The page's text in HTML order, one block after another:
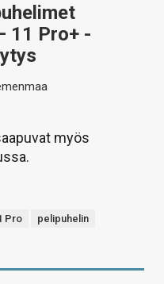
11 Pro+ -
myös
Pro
pelipuhelin